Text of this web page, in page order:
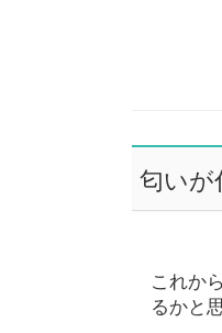
匂いが
これか
るかと